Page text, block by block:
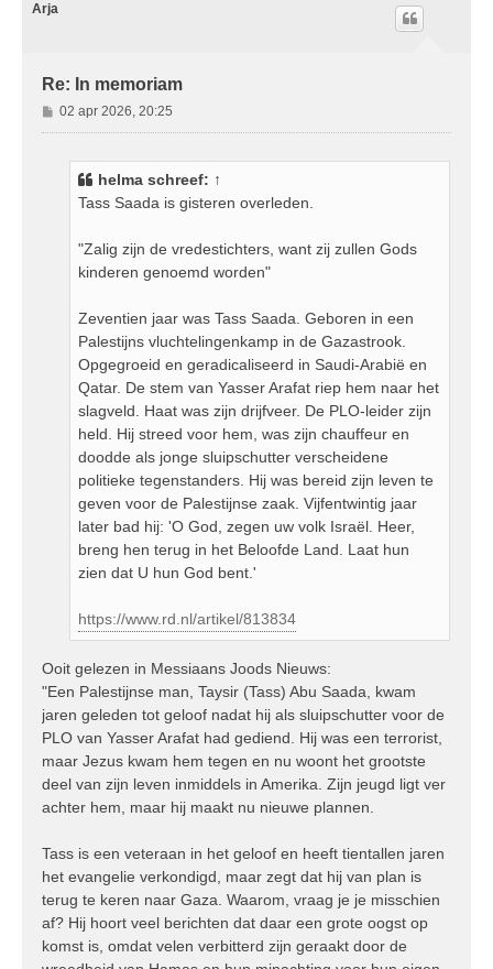
Arja
Re: In memoriam
B
e
02 apr 2026, 20:25
helma schreef: ↑
Tass Saada is gisteren overleden.
"Zalig zijn de vredestichters, want zij zullen Gods
kinderen genoemd worden"
Zeventien jaar was Tass Saada. Geboren in een
Palestijns vluchtelingenkamp in de Gazastrook.
Opgegroeid en geradicaliseerd in Saudi-Arabië en
Qatar. De stem van Yasser Arafat riep hem naar het
slagveld. Haat was zijn drijfveer. De PLO-leider zijn
held. Hij streed voor hem, was zijn chauffeur en
doodde als jonge sluipschutter verscheidene
politieke tegenstanders. Hij was bereid zijn leven te
geven voor de Palestijnse zaak. Vijfentwintig jaar
later bad hij: 'O God, zegen uw volk Israël. Heer,
breng hen terug in het Beloofde Land. Laat hun
zien dat U hun God bent.'
https://www.rd.nl/artikel/813834
Ooit gelezen in Messiaans Joods Nieuws:
"Een Palestijnse man, Taysir (Tass) Abu Saada, kwam
jaren geleden tot geloof nadat hij als sluipschutter voor de
PLO van Yasser Arafat had gediend. Hij was een terrorist,
maar Jezus kwam hem tegen en nu woont het grootste
deel van zijn leven inmiddels in Amerika. Zijn jeugd ligt ver
achter hem, maar hij maakt nu nieuwe plannen.
Tass is een veteraan in het geloof en heeft tientallen jaren
het evangelie verkondigd, maar zegt dat hij van plan is
terug te keren naar Gaza. Waarom, vraag je je misschien
af? Hij hoort veel berichten dat daar een grote oogst op
komst is, omdat velen verbitterd zijn geraakt door de